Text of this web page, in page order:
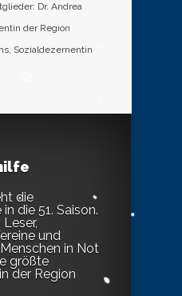
Dr. Andrea
der Region
Sozialdezernentin
die
die 51. Saison.
und
in Not
größte
der Region